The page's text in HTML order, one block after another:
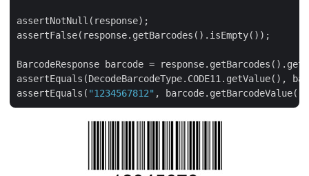
assertNotNull(response);
assertFalse(response.getBarcodes().isEmpty());
BarcodeResponse barcode = response.getBarcodes().get(
assertEquals(DecodeBarcodeType.CODE11.getValue(),
assertEquals( "1234567812"